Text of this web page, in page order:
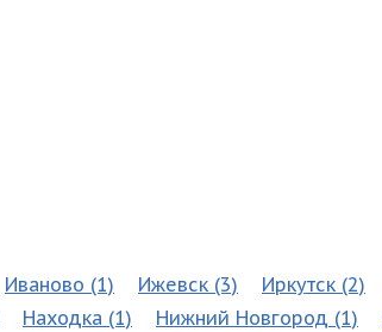
Иваново (1) Ижевск (3) Иркутск (2)
Находка (1) Нижний Новгород (1)